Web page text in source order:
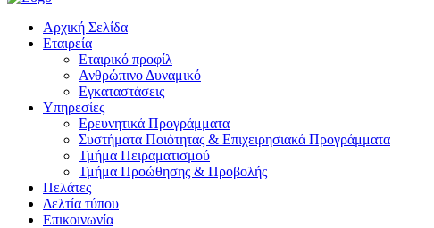
Αρχική Σελίδα
Εταιρεία
Εταιρικό προφίλ
Ανθρώπινο Δυναμικό
Εγκαταστάσεις
Υπηρεσίες
Ερευνητικά Προγράμματα
Συστήματα Ποιότητας & Επιχειρησιακά Προγράμματα
Τμήμα Πειραματισμού
Τμήμα Προώθησης & Προβολής
Πελάτες
Δελτία τύπου
Επικοινωνία